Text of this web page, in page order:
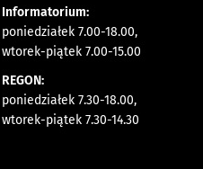
Informatorium:
poniedziałek 7.00-18.00,
wtorek-piątek 7.00-15.00
REGON:
poniedziałek 7.30-18.00,
wtorek-piątek 7.30-14.30